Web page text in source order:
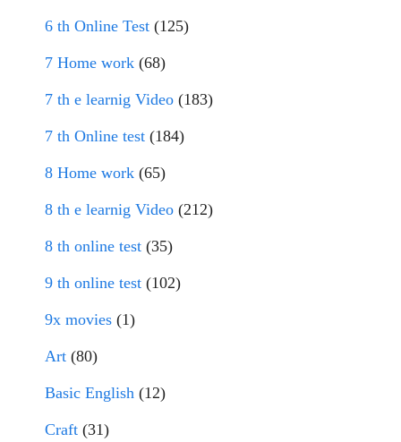
6 th Online Test (125)
7 Home work (68)
7 th e learnig Video (183)
7 th Online test (184)
8 Home work (65)
8 th e learnig Video (212)
8 th online test (35)
9 th online test (102)
9x movies (1)
Art (80)
Basic English (12)
Craft (31)